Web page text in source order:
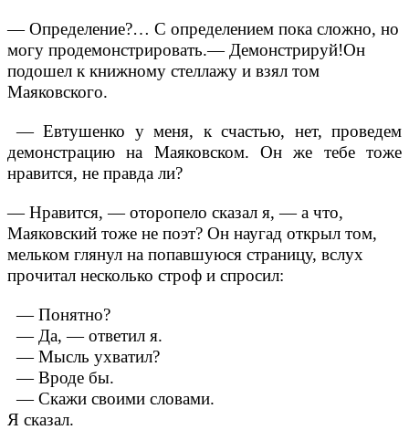
— Определение?… С определением пока сложно, но
могу продемонстрировать.— Демонстрируй!Он
подошел к книжному стеллажу и взял том
Маяковского.
— Евтушенко у меня, к счастью, нет, проведем
демонстрацию на Маяковском. Он же тебе тоже
нравится, не правда ли?
— Нравится, — оторопело сказал я, — а что,
Маяковский тоже не поэт? Он наугад открыл том,
мельком глянул на попавшуюся страницу, вслух
прочитал несколько строф и спросил:
— Понятно?
— Да, — ответил я.
— Мысль ухватил?
— Вроде бы.
— Скажи своими словами.
Я сказал.